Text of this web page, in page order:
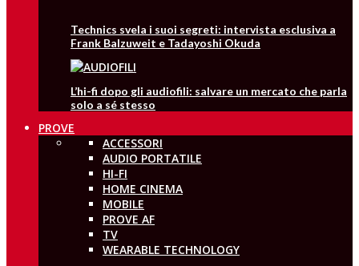
Technics svela i suoi segreti: intervista esclusiva a
Frank Balzuweit e Tadayoshi Okuda
L’hi-fi dopo gli audiofili: salvare un mercato che parla
solo a sé stesso
PROVE
ACCESSORI
AUDIO PORTATILE
HI-FI
HOME CINEMA
MOBILE
PROVE AF
TV
WEARABLE TECHNOLOGY